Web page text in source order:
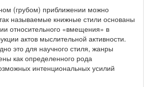
(грубом) приближении можно
называемые книжные стили основаны
относительного «вмещения» в
актов мыслительной активности.
это для научного стиля, жанры
как определенного рода
интенциональных усилий